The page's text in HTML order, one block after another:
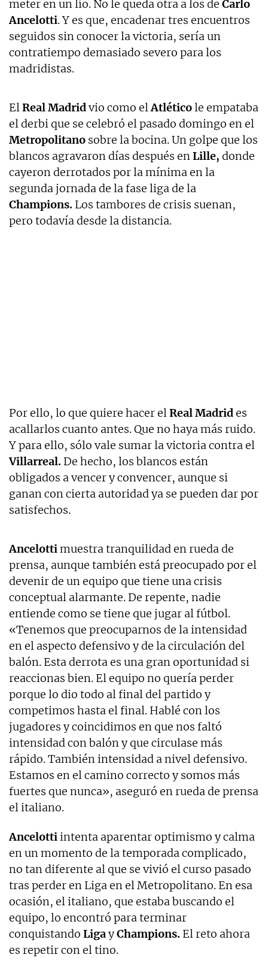
meter en un lío. No le queda otra a los de Carlo
Ancelotti. Y es que, encadenar tres encuentros
seguidos sin conocer la victoria, sería un
contratiempo demasiado severo para los
madridistas.
ElReal Madridvio como elAtléticole empataba
el derbi que se celebró el pasado domingo en el
Metropolitano sobre la bocina. Un golpe que los
blancos agravaron días después enLille, donde
cayeron derrotados por la mínima en la
segunda jornada de la fase liga de la
Champions. Los tambores de crisis suenan,
pero todavía desde la distancia.
Por ello, lo que quiere hacer elReal Madrides
acallarlos cuanto antes. Que no haya más ruido.
Y para ello, sólo vale sumar la victoria contra el
Villarreal. De hecho, los blancos están
obligados a vencer y convencer, aunque si
ganan con cierta autoridad ya se pueden dar por
satisfechos.
Ancelottimuestra tranquilidad en rueda de
prensa, aunque también está preocupado por el
devenir de un equipo que tiene una crisis
conceptual alarmante. De repente, nadie
entiende como se tiene que jugar al fútbol.
«Tenemos que preocuparnos de la intensidad
en el aspecto defensivo y de la circulación del
balón. Esta derrota es una gran oportunidad si
reaccionas bien. El equipo no quería perder
porque lo dio todo al final del partido y
competimos hasta el final. Hablé con los
jugadores y coincidimos en que nos faltó
intensidad con balón y que circulase más
rápido. También intensidad a nivel defensivo.
Estamos en el camino correcto y somos más
fuertes que nunca», aseguró en rueda de prensa
el italiano.
Ancelottiintenta aparentar optimismo y calma
en un momento de la temporada complicado,
no tan diferente al que se vivió el curso pasado
tras perder en Liga en el Metropolitano. En esa
ocasión, el italiano, que estaba buscando el
equipo, lo encontró para terminar
conquistando LigayChampions. El reto ahora
es repetir con el tino.